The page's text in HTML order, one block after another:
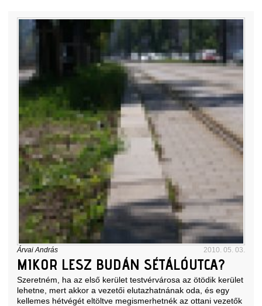
Árvai András 2010. 05. 03.
MIKOR LESZ BUDÁN SÉTÁLÓUTCA?
Szeretném, ha az első kerület testvérvárosa az ötödik kerület
lehetne, mert akkor a vezetői elutazhatnának oda, és egy
kellemes hétvégét eltöltve megismerhetnék az ottani vezetők